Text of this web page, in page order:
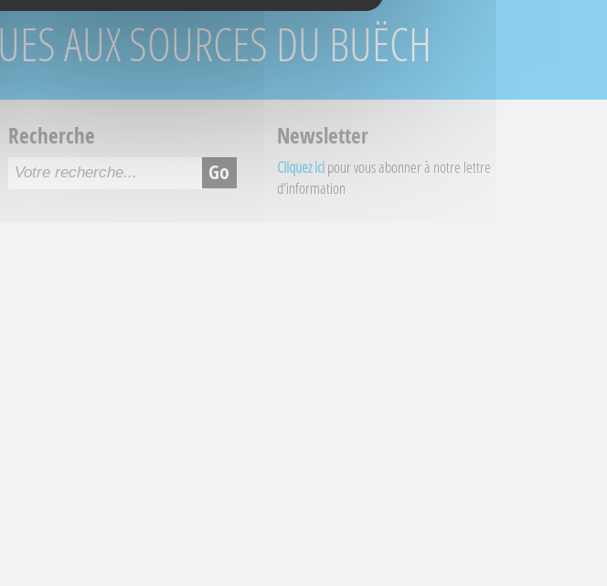
AUX SOURCES DU BUËCH
Recherche Newsletter
Cliquez icipour vous abonner à notre lettre
d'information